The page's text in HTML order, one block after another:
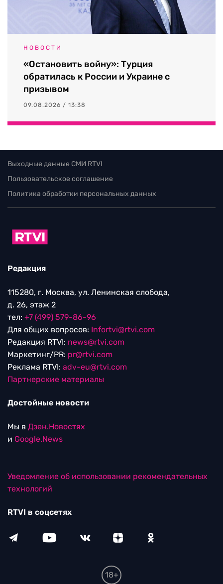
НОВОСТИ
«Остановить войну»: Турция
обратилась к России и Украине с
призывом
09.08.2026 / 13:38
Выходные данные СМИ RTVI
Пользовательское соглашение
Политика обработки персональных данных
Редакция
115280, г. Москва, ул. Ленинская слобода,
д. 26, этаж 2
тел: +7 (499) 579-86-96
Для общих вопросов: Infortvi@rtvi.com
Редакция RTVI: news@rtvi.com
Маркетинг/PR: pr@rtvi.com
Реклама RTVI: adv-eu@rtvi.com
Партнерские материалы
Достойные новости
Мы в Дзен.Новостях
и Google.News
Уведомление об использовании рекомендательных
технологий
RTVI в соцсетях
18+